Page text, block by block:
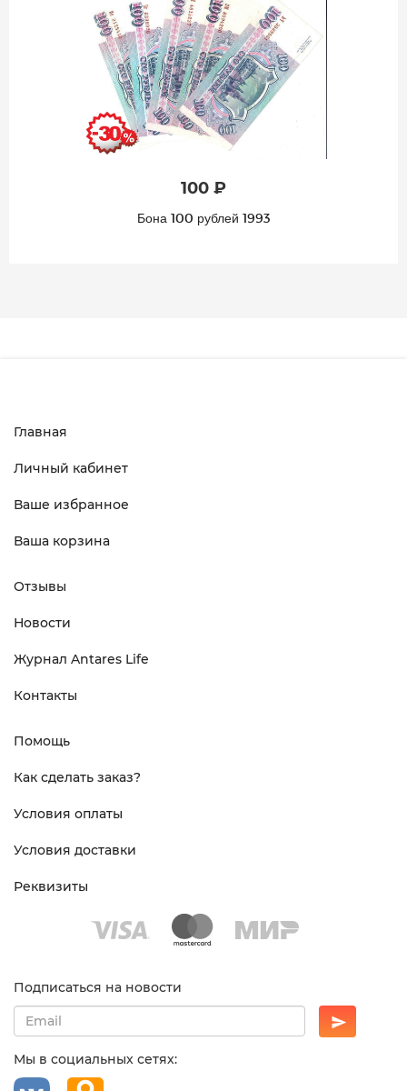
100 ₽
Бона 100 рублей 1993
Главная
Личный кабинет
Ваше избранное
Ваша корзина
Отзывы
Новости
Журнал Antares Life
Контакты
Помощь
Как сделать заказ?
Условия оплаты
Условия доставки
Реквизиты
Подписаться на новости
Мы в социальных сетях: